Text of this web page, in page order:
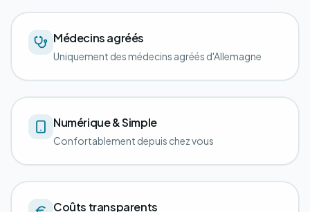
Médecins agréés
Uniquement des médecins agréés d'Allemagne
Numérique & Simple
Confortablement depuis chez vous
Coûts transparents